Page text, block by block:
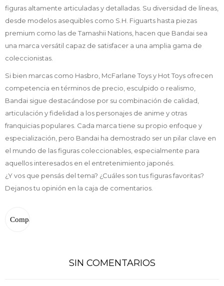
figuras altamente articuladas y detalladas. Su diversidad de líneas,
desde modelos asequibles como S.H. Figuarts hasta piezas
premium como las de Tamashii Nations, hacen que Bandai sea
una marca versátil capaz de satisfacer a una amplia gama de
coleccionistas.
Si bien marcas como Hasbro, McFarlane Toys y Hot Toys ofrecen
competencia en términos de precio, esculpido o realismo,
Bandai sigue destacándose por su combinación de calidad,
articulación y fidelidad a los personajes de anime y otras
franquicias populares. Cada marca tiene su propio enfoque y
especialización, pero Bandai ha demostrado ser un pilar clave en
el mundo de las figuras coleccionables, especialmente para
aquellos interesados en el entretenimiento japonés.
¿Y vos que pensás del tema? ¿Cuáles son tus figuras favoritas?
Dejanos tu opinión en la caja de comentarios.
SIN COMENTARIOS